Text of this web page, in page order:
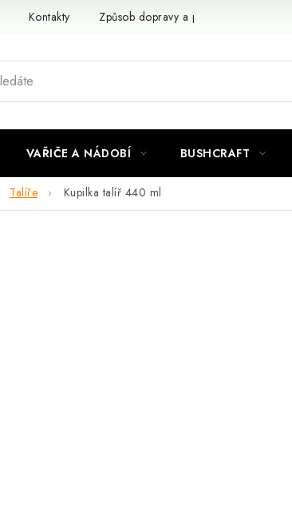
Kontakty Způsob dopravy a platby
VAŘIČE A NÁDOBÍ BUSHCRAFT
Talíře Kupilka talíř 440 ml